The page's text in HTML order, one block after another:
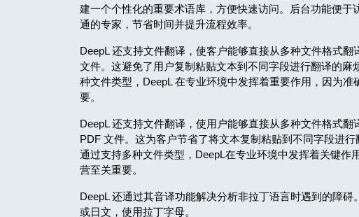
建一个个性化的重要术语库，方便快速访问。后台功能便
通的专家，节省时间并提升流程效率。
DeepL 还支持文件翻译，使客户能够直接从多种文件格式
文件。这避免了用户复制粘贴文本到不同字段进行翻译的
种文件类型，DeepL 在专业环境中发挥着重要作用，因为
要。
DeepL 还支持文件翻译，使用户能够直接从多种文件格式
PDF 文件。这为客户节省了将文本复制粘贴到不同字段进
通过支持多种文件类型，DeepL在专业环境中发挥着关键
营至关重要。
DeepL 还通过其音译功能解决分析非拉丁语言时遇到的障
或日文，使用拉丁字母。